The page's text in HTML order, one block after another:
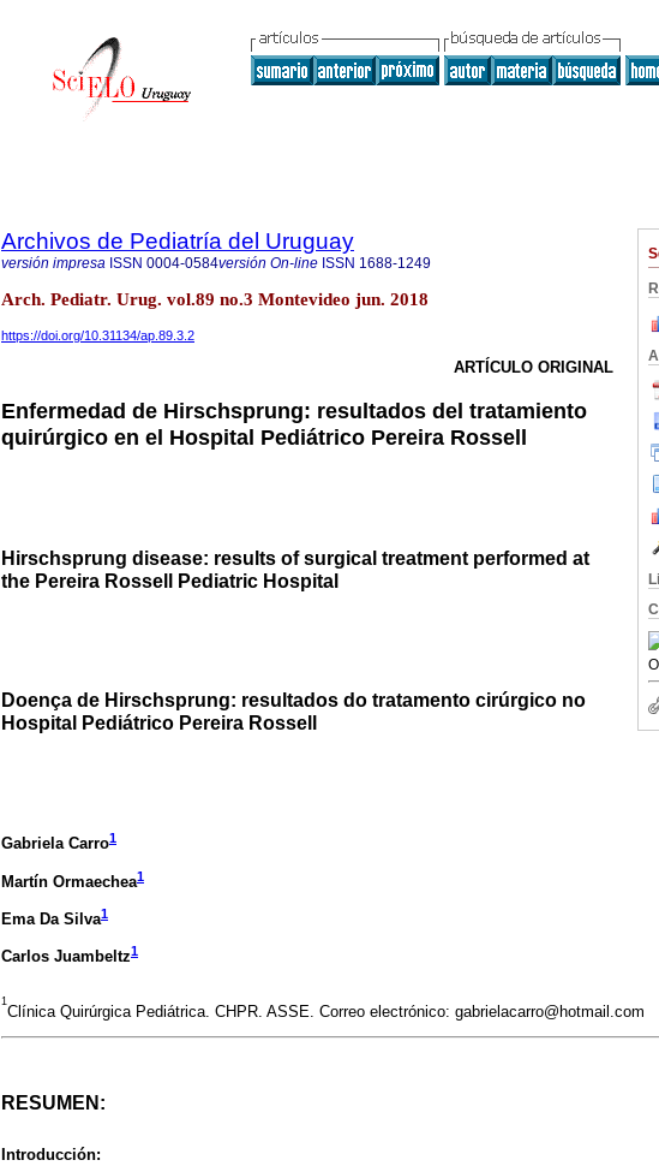
Archivos de Pediatría del Uruguay
versión impresa ISSN 0004-0584versión On-line ISSN 1688-1249
Arch. Pediatr. Urug. vol.89 no.3 Montevideo jun. 2018
https://doi.org/10.31134/ap.89.3.2
ARTÍCULO ORIGINAL
Enfermedad de Hirschsprung: resultados del tratamiento
quirúrgico en el Hospital Pediátrico Pereira Rossell
Hirschsprung disease: results of surgical treatment performed at
the Pereira Rossell Pediatric Hospital
Doença de Hirschsprung: resultados do tratamento cirúrgico no
Hospital Pediátrico Pereira Rossell
Gabriela Carro1
Martín Ormaechea1
Ema Da Silva1
Carlos Juambeltz1
1
Clínica Quirúrgica Pediátrica. CHPR. ASSE. Correo electrónico: gabrielacarro@hotmail.com
RESUMEN:
Introducción: